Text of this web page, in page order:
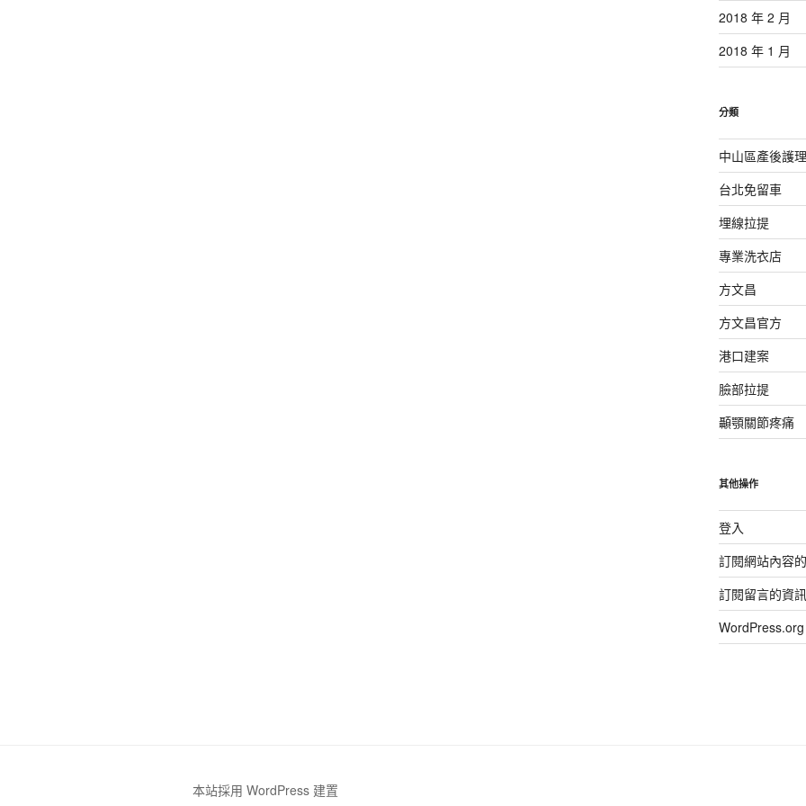
2018 年 2 月
2018 年 1 月
分類
中山區產後護
台北免留車
埋線拉提
專業洗衣店
方文昌
方文昌官方
港口建案
臉部拉提
顳顎關節疼痛
其他操作
登入
訂閱網站內容
訂閱留言的資
本站採用 WordPress 建置